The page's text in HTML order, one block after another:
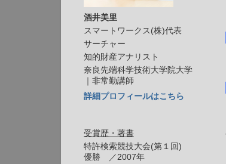
酒井美里
スマートワークス(株)代表
サーチャー
知的財産アナリスト
奈良先端科学技術大学院大学
｜非常勤講師
詳細プロフィールはこちら
受賞歴・著書
特許検索競技大会(第１回)
優勝 ／2007年